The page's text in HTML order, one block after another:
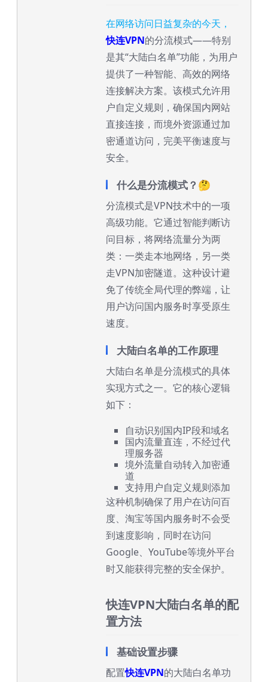
在网络访问日益复杂的今天，
快连VPN的分流模式——特别
是其“大陆白名单”功能，为用户
提供了一种智能、高效的网络
连接解决方案。该模式允许用
户自定义规则，确保国内网站
直接连接，而境外资源通过加
密通道访问，完美平衡速度与
安全。
什么是分流模式？🤔
分流模式是VPN技术中的一项
高级功能。它通过智能判断访
问目标，将网络流量分为两
类：一类走本地网络，另一类
走VPN加密隧道。这种设计避
免了传统全局代理的弊端，让
用户访问国内服务时享受原生
速度。
大陆白名单的工作原理
大陆白名单是分流模式的具体
实现方式之一。它的核心逻辑
如下：
自动识别国内IP段和域名
国内流量直连，不经过代
理服务器
境外流量自动转入加密通
道
支持用户自定义规则添加
这种机制确保了用户在访问百
度、淘宝等国内服务时不会受
到速度影响，同时在访问
Google、YouTube等境外平台
时又能获得完整的安全保护。
快连VPN大陆白名单的配
置方法
基础设置步骤
配置快连VPN的大陆白名单功